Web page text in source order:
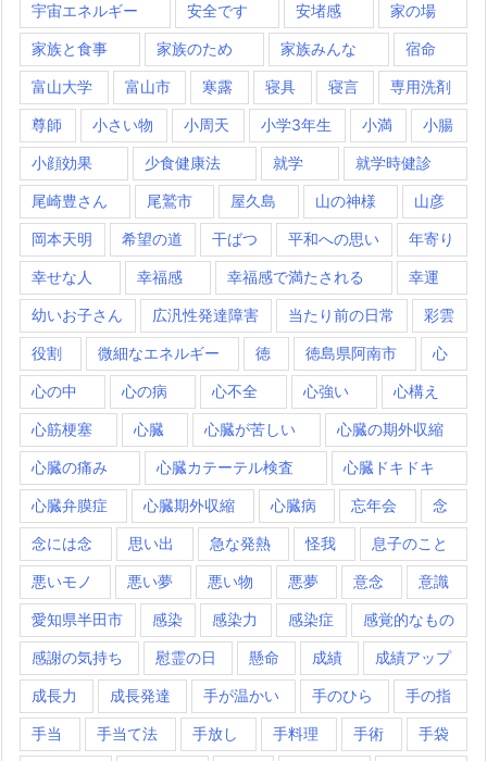
宇宙エネルギー 安全です 安堵感 家の場
家族と食事 家族のため 家族みんな 宿命
富山大学 富山市 寒露 寝具 寝言 専用洗剤
尊師 小さい物 小周天 小学3年生 小満 小腸
小顔効果 少食健康法 就学 就学時健診
尾崎豊さん 尾鷲市 屋久島 山の神様 山彦
岡本天明 希望の道 干ばつ 平和への思い 年寄り
幸せな人 幸福感 幸福感で満たされる 幸運
幼いお子さん 広汎性発達障害 当たり前の日常 彩雲
役割 微細なエネルギー 徳 徳島県阿南市 心
心の中 心の病 心不全 心強い 心構え
心筋梗塞 心臓 心臓が苦しい 心臓の期外収縮
心臓の痛み 心臓カテーテル検査 心臓ドキドキ
心臓弁膜症 心臓期外収縮 心臓病 忘年会 念
念には念 思い出 急な発熱 怪我 息子のこと
悪いモノ 悪い夢 悪い物 悪夢 意念 意識
愛知県半田市 感染 感染力 感染症 感覚的なもの
感謝の気持ち 慰霊の日 懸命 成績 成績アップ
成長力 成長発達 手が温かい 手のひら 手の指
手当 手当て法 手放し 手料理 手術 手袋